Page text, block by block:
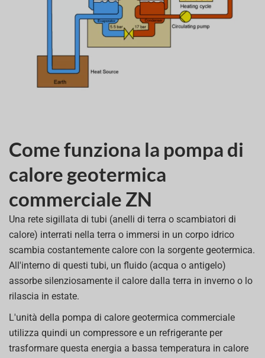
Come funziona la pompa di
calore geotermica
commerciale ZN
Una rete sigillata di tubi (anelli di terra o scambiatori di
calore) interrati nella terra o immersi in un corpo idrico
scambia costantemente calore con la sorgente geotermica.
All'interno di questi tubi, un fluido (acqua o antigelo)
assorbe silenziosamente il calore dalla terra in inverno o lo
rilascia in estate.
L'unità della pompa di calore geotermica commerciale
utilizza quindi un compressore e un refrigerante per
trasformare questa energia a bassa temperatura in calore